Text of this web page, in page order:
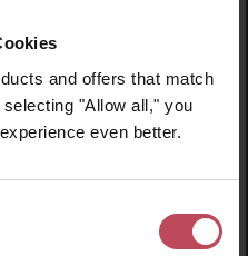
and offers that match
"Allow all," you
even better.
Verkaufspreis:
Regulärer Preis:
32,84 CHF